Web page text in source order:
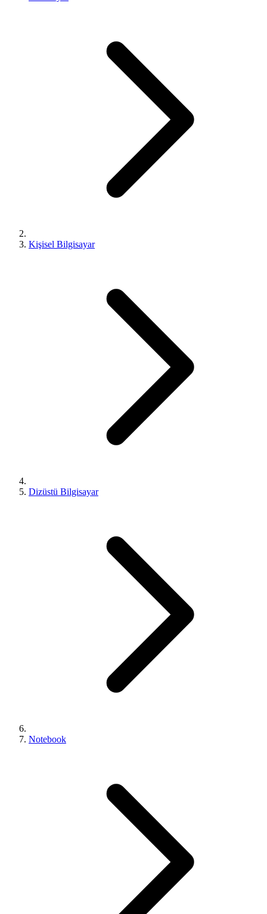
Kişisel Bilgisayar
Dizüstü Bilgisayar
Notebook